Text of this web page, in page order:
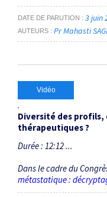
DATE DE PARUTION 3 juin
AUTEURS Pr Mahasti
Vidéo
Diversité des
thérapeutiques ?
Durée : 12:12 ...
Dans le cadre du
métastatique :